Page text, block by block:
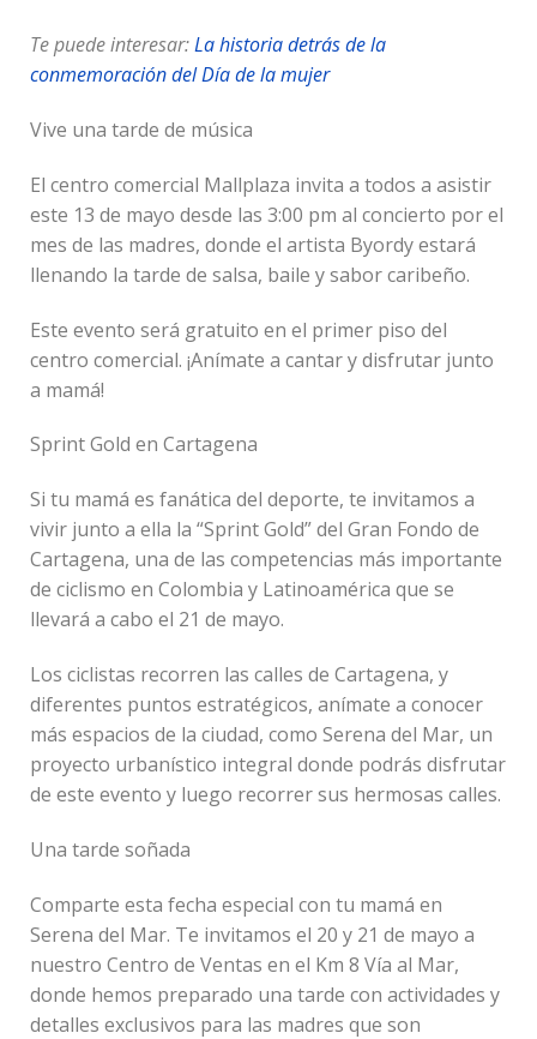
Te puede interesar:La historia detrás de la
conmemoración del Día de la mujer
Vive una tarde de música
El centro comercial Mallplaza invita a todos a asistir
este 13 de mayo desde las 3:00 pm al concierto por el
mes de las madres, donde el artista Byordy estará
llenando la tarde de salsa, baile y sabor caribeño.
Este evento será gratuito en el primer piso del
centro comercial. ¡Anímate a cantar y disfrutar junto
a mamá!
Sprint Gold en Cartagena
Si tu mamá es fanática del deporte, te invitamos a
vivir junto a ella la “Sprint Gold” del Gran Fondo de
Cartagena, una de las competencias más importante
de ciclismo en Colombia y Latinoamérica que se
llevará a cabo el 21 de mayo.
Los ciclistas recorren las calles de Cartagena, y
diferentes puntos estratégicos, anímate a conocer
más espacios de la ciudad, como Serena del Mar, un
proyecto urbanístico integral donde podrás disfrutar
de este evento y luego recorrer sus hermosas calles.
Una tarde soñada
Comparte esta fecha especial con tu mamá en
Serena del Mar. Te invitamos el 20 y 21 de mayo a
nuestro Centro de Ventas en el Km 8 Vía al Mar,
donde hemos preparado una tarde con actividades y
detalles exclusivos para las madres que son